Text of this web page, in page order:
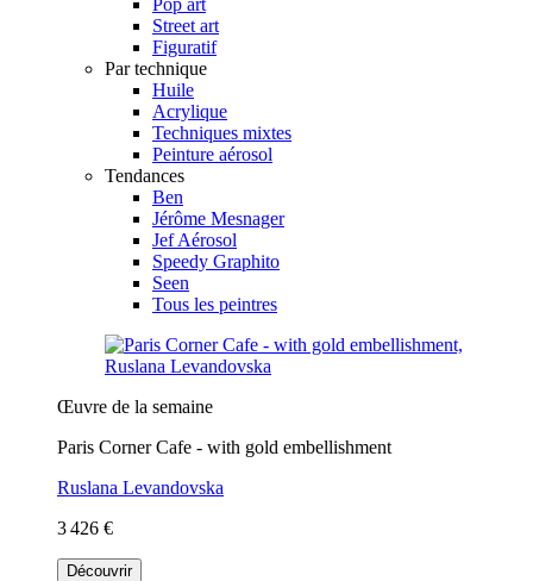
Street art
Figuratif
Par technique
Huile
Acrylique
Techniques mixtes
Peinture aérosol
Tendances
Ben
Jérôme Mesnager
Jef Aérosol
Speedy Graphito
Seen
Tous les peintres
Œuvre de la semaine
Paris Corner Cafe - with gold embellishment
Ruslana Levandovska
3 426 €
Découvrir